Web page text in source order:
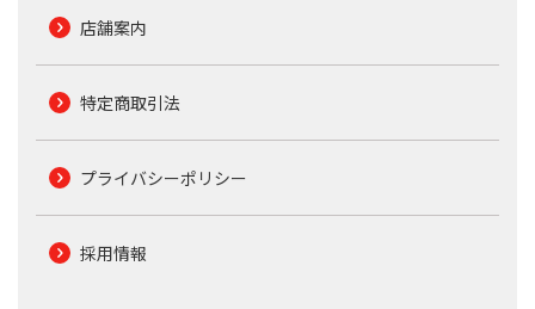
店舗案内
特定商取引法
プライバシーポリシー
採用情報